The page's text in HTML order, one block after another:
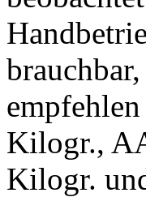
Kilogr.,
Kilogr.